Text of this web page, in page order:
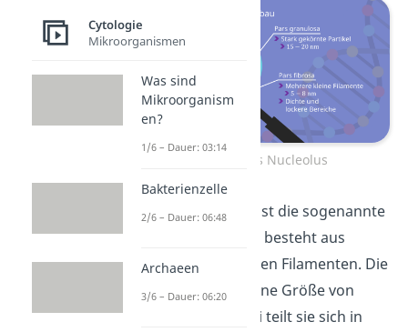
Aufbau des Nucleolus
Die erste Struktur ist die sogenannte
. Diese besteht aus
mehreren rundlichen Filamenten. Die
Filamente haben eine Größe von
etwa 5-8 nm. Dabei teilt sie sich in
Cytologie
Mikroorganismen
Was sind
Mikroorganism
en?
1/6 – Dauer: 03:14
Bakterienzelle
2/6 – Dauer: 06:48
Archaeen
3/6 – Dauer: 06:20